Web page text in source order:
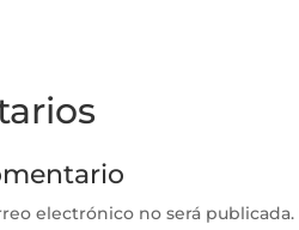
electrónico no será publicada.